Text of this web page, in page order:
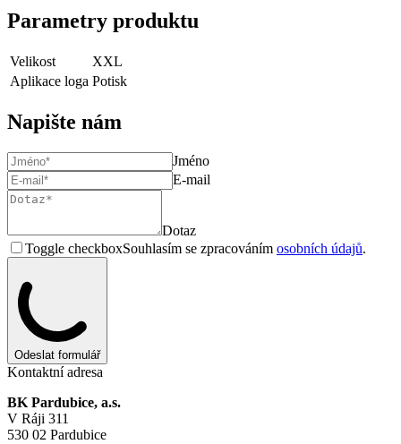
Parametry produktu
Velikost
XXL
Aplikace loga Potisk
Napište nám
Jméno
E-mail
Dotaz
Toggle checkboxSouhlasím se zpracováním osobních údajů.
Odeslat formulář
Kontaktní adresa
BK Pardubice, a.s.
V Ráji 311
530 02 Pardubice